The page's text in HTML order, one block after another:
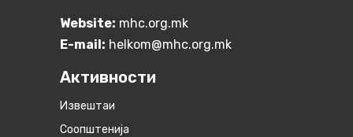
Website: mhc.org.mk
E-mail: helkom@mhc.org.mk
Активности
Извештаи
Соопштенија